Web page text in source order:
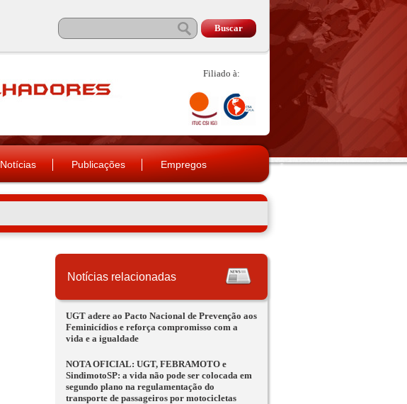
Filiado à:
Notícias Publicações Empregos
Notícias relacionadas
UGT adere ao Pacto Nacional de Prevenção aos
Feminicídios e reforça compromisso com a
vida e a igualdade
NOTA OFICIAL: UGT, FEBRAMOTO e
SindimotoSP: a vida não pode ser colocada em
segundo plano na regulamentação do
transporte de passageiros por motocicletas